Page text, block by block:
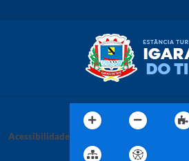
Acessibilidade